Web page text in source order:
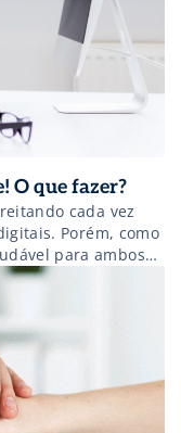
O que fazer?
cada vez
Porém, como
para ambos